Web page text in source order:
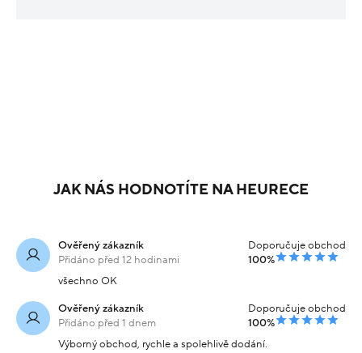
JAK NÁS HODNOTÍTE NA HEURECE
Ověřený zákazník
Přidáno před 12 hodinami
Doporučuje obchod
100%
všechno OK
Ověřený zákazník
Přidáno před 1 dnem
Doporučuje obchod
100%
Výborný obchod, rychle a spolehlivě dodání.